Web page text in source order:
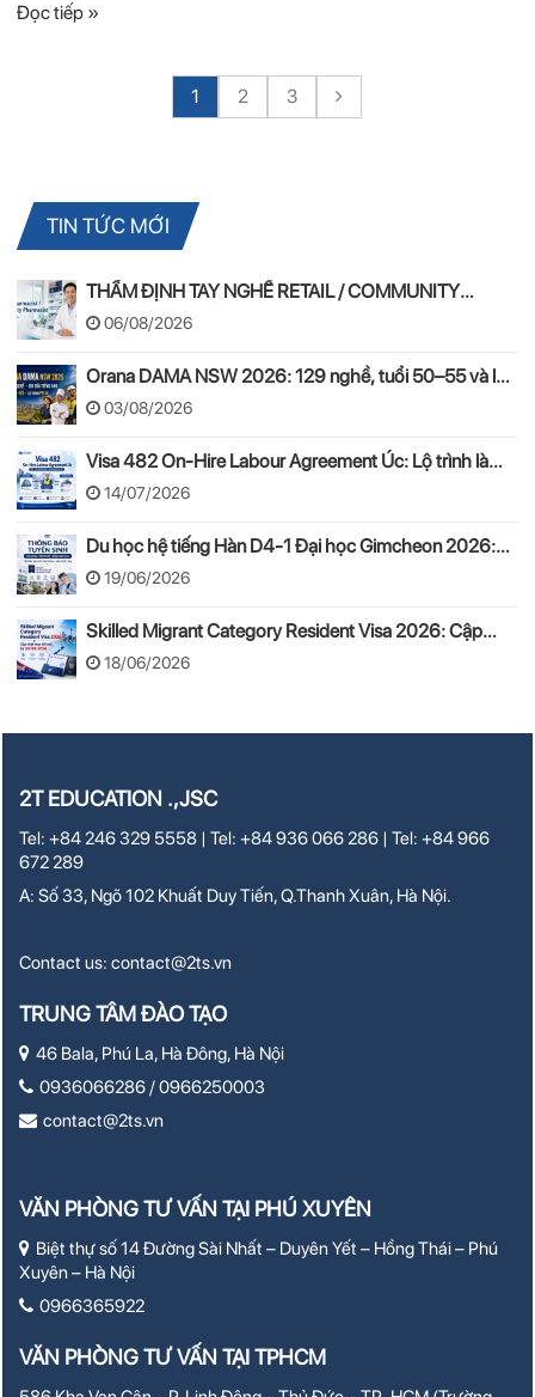
Đọc tiếp »
1 2 3
TIN TỨC MỚI
THẨM ĐỊNH TAY NGHỀ RETAIL / COMMUNITY
PHARMACIST ÚC 2026 – APC & OPRA
06/08/2026
Orana DAMA NSW 2026: 129 nghề, tuổi 50–55 và lộ
trình PR
03/08/2026
Visa 482 On-Hire Labour Agreement Úc: Lộ trình làm
việc hợp pháp theo mô hình On-Hire
14/07/2026
Du học hệ tiếng Hàn D4-1 Đại học Gimcheon 2026:
Tuyển sinh, chi phí, hồ sơ
19/06/2026
Skilled Migrant Category Resident Visa 2026: Cập
nhật thay đổi mới từ 24/08/2026
18/06/2026
2T EDUCATION .,JSC
Tel: +84 246 329 5558 | Tel: +84 936 066 286 | Tel: +84 966
672 289
A: Số 33, Ngõ 102 Khuất Duy Tiến, Q.Thanh Xuân, Hà Nội.
Contact us:contact@2ts.vn
TRUNG TÂM ĐÀO TẠO
46 Bala, Phú La, Hà Đông, Hà Nội
0936066286 / 0966250003
contact@2ts.vn
VĂN PHÒNG TƯ VẤN TẠI PHÚ XUYÊN
Biệt thự số 14 Đường Sài Nhất – Duyên Yết – Hồng Thái – Phú
Xuyên – Hà Nội
0966365922
VĂN PHÒNG TƯ VẤN TẠI TPHCM